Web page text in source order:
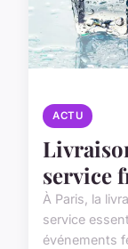
ACTU
service
À Paris, la
service
événements